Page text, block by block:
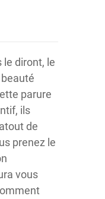
diront, le
parure
ils
de
prenez le
vous